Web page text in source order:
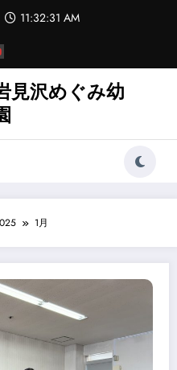
11:32:32 AM
沢めぐみ幼
1月